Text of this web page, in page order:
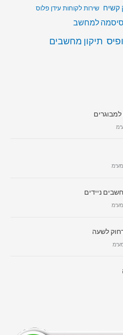
קשיח שירות לקוחות עידן פלוס
למחשב
תיקון מחשבים
ניידים
לשעה